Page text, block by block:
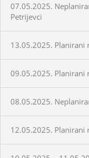
07.05.2025.
Petrijevci
13.05.2025. Planirani
09.05.2025. Planirani
08.05.2025.
12.05.2025. Planirani